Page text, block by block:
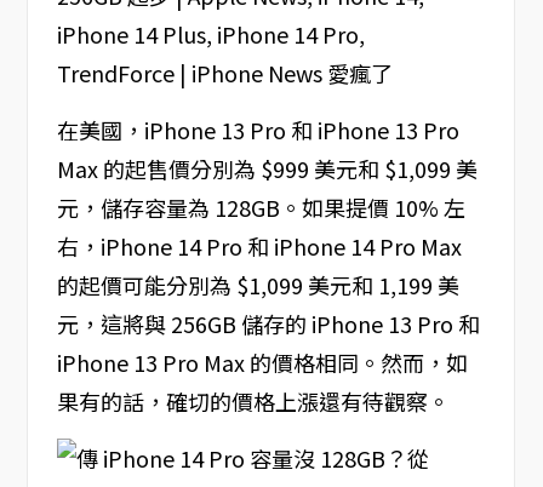
在美國，iPhone 13 Pro 和 iPhone 13 Pro
Max 的起售價分別為 $999 美元和 $1,099 美
元，儲存容量為 128GB。如果提價 10% 左
右，iPhone 14 Pro 和 iPhone 14 Pro Max
的起價可能分別為 $1,099 美元和 1,199 美
元，這將與 256GB 儲存的 iPhone 13 Pro 和
iPhone 13 Pro Max 的價格相同。然而，如
果有的話，確切的價格上漲還有待觀察。